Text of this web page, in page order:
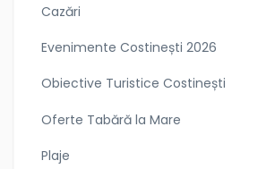
Cazări
Evenimente Costinești 2026
Obiective Turistice Costinești
Oferte Tabără la Mare
Plaje